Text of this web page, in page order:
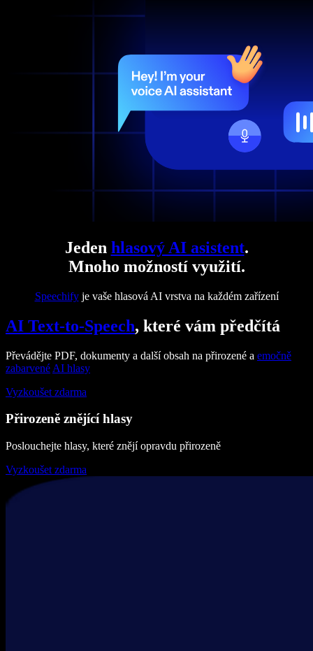
Jeden hlasový AI asistent.
Mnoho možností využití.
Speechifyje vaše hlasová AI vrstva na každém zařízení
AI Text-to-Speech, které vám předčítá
Převádějte PDF, dokumenty a další obsah na přirozené a emočně
zabarvené AI hlasy
Vyzkoušet zdarma
Přirozeně znějící hlasy
Poslouchejte hlasy, které znějí opravdu přirozeně
Vyzkoušet zdarma